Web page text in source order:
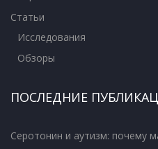
Статьи
Исследования
Обзоры
ПОСЛЕДНИЕ
Серотонин и аутизм: почему